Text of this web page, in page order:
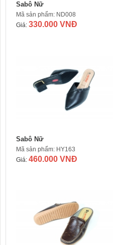
Sabô Nữ
Mã sản phẩm: ND008
Giá: 330.000 VNĐ
Sabô Nữ
Mã sản phẩm: HY163
Giá: 460.000 VNĐ